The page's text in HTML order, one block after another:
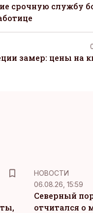
срочную службу
замер: цены на
НОВОСТИ
06.08.26, 15:59
Северный
отчитался о